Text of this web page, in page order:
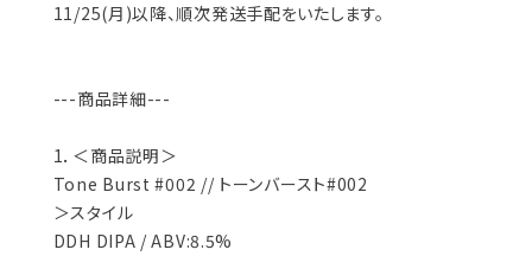
11/25(月)以降、順次発送手配をいたします。
---商品詳細---
1．＜商品説明＞
Tone Burst #002 // トーンバースト#002
＞スタイル
DDH DIPA / ABV:8.5%